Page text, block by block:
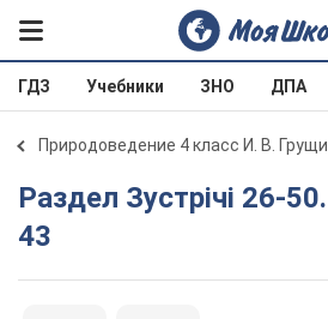
ГДЗ Учебники ЗНО ДПА
Природоведение 4 класс И. В.
Раздел Зустрічі 26-50. Зустріч
43